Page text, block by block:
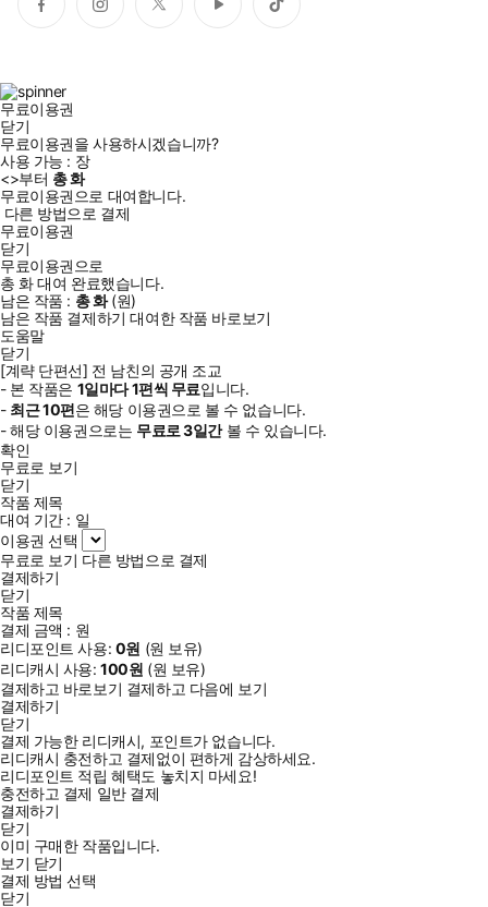
페
이
인
스
트
위
유
튜
틱
톡
무료이용권
닫기
무료이용권을 사용하시겠습니까?
사용 가능 : 장
<>부터 총화
무료이용권으로 대여합니다.
다른 방법으로 결제
무료이용권
닫기
무료이용권으로
총 화대여 완료했습니다.
남은 작품 : 총화(원)
남은 작품 결제하기 대여한 작품 바로보기
도움말
닫기
[계략 단편선] 전 남친의 공개 조교
- 본 작품은 1일마다1편씩 무료입니다.
- 최근10편은 해당 이용권으로 볼 수 없습니다.
- 해당 이용권으로는 무료로3일간볼 수 있습니다.
확인
무료로 보기
닫기
작품 제목
대여 기간 : 일
이용권 선택
무료로 보기 다른 방법으로 결제
결제하기
닫기
작품 제목
결제 금액 : 원
리디포인트 사용: 0원 (원 보유)
리디캐시 사용:100원 (원 보유)
결제하고 바로보기 결제하고 다음에 보기
결제하기
닫기
결제 가능한 리디캐시, 포인트가 없습니다.
리디캐시 충전하고 결제없이 편하게 감상하세요.
리디포인트 적립 혜택도 놓치지 마세요!
충전하고 결제 일반 결제
결제하기
닫기
이미 구매한 작품입니다.
보기 닫기
결제 방법 선택
닫기